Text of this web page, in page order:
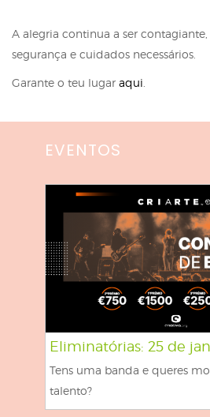
A alegria continua a ser
segurança e cuidados necessários.
Garante o teu lugar aqui
EVENTOS
Eliminatórias: 25 de
Tens uma banda e queres
talento?